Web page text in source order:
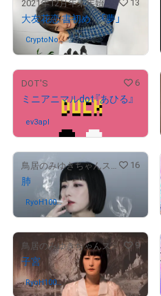
2021年12月年末年始特設ストア 13
大友花恋 書初め 「夢」
CryptoNob さんが保有中
DOT'S 6
ミニアニマルdot『あひる』
ev3apl
鳥居のみゆきちゃんストア 16
肺
RyoH10079 さんが保有中
鳥居のみゆきちゃんストア 9
子宮
RyoH10079
4
さんが保有中